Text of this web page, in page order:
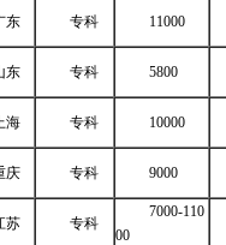
东 专科 11000
东 专科 5800
海 专科 10000
庆 专科 9000
苏 专科
7000-110
00